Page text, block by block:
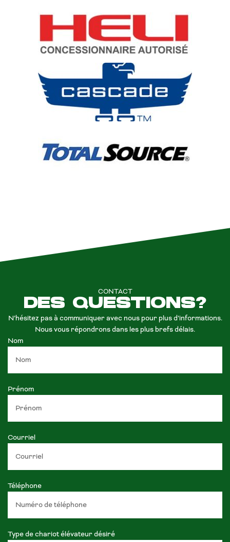
CONTACT
DES QUESTIONS?
N’hésitez pas à communiquer avec nous pour plus d’informations.
Nous vous répondrons dans les plus brefs délais.
Nom
Prénom
Courriel
Téléphone
Type de chariot élévateur désiré